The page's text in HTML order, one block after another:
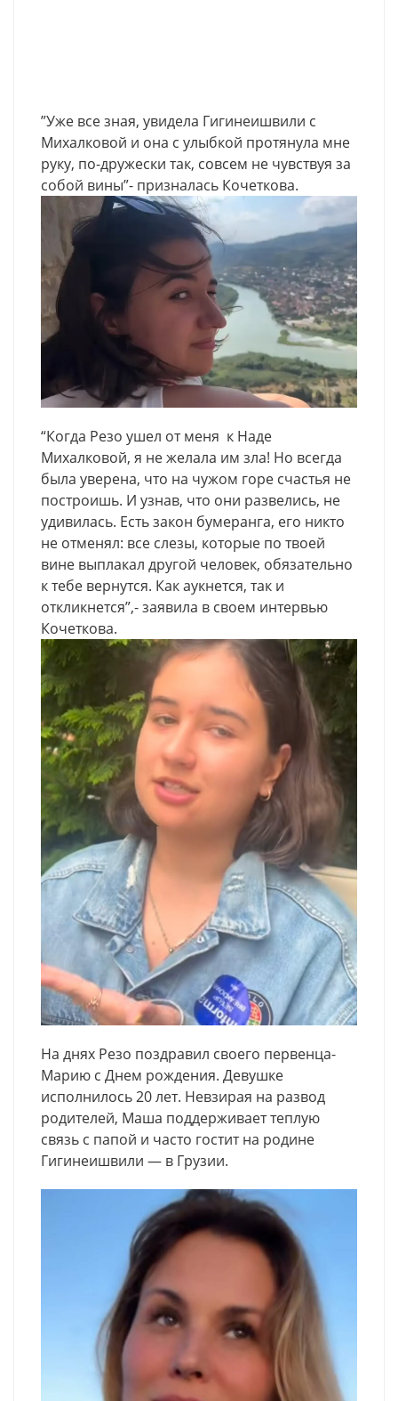
”Уже все зная, увидела Гигинеишвили с
Михалковой и она с улыбкой протянула мне
руку, по-дружески так, совсем не чувствуя за
собой вины”- призналась Кочеткова.
“Когда Резо ушел от меня к Наде
Михалковой, я не желала им зла! Но всегда
была уверена, что на чужом горе счастья не
построишь. И узнав, что они развелись, не
удивилась. Есть закон бумеранга, его никто
не отменял: все слезы, которые по твоей
вине выплакал другой человек, обязательно
к тебе вернутся. Как аукнется, так и
откликнется”,- заявила в своем интервью
Кочеткова.
На днях Резо поздравил своего первенца-
Марию с Днем рождения. Девушке
исполнилось 20 лет. Невзирая на развод
родителей, Маша поддерживает теплую
связь с папой и часто гостит на родине
Гигинеишвили — в Грузии.